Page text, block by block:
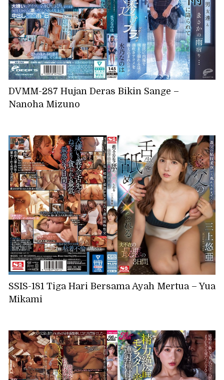
DVMM-287 Hujan Deras Bikin Sange –
Nanoha Mizuno
SSIS-181 Tiga Hari Bersama Ayah Mertua – Yua
Mikami